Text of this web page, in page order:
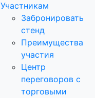
Участникам
Забронировать
стенд
Преимущества
участия
Центр
переговоров с
торговыми